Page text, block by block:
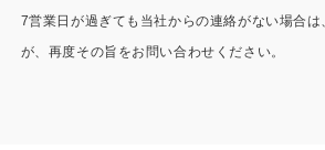
利用規約
7営業日が過ぎても当社からの連絡がない場合
が、再度その旨をお問い合わせください。